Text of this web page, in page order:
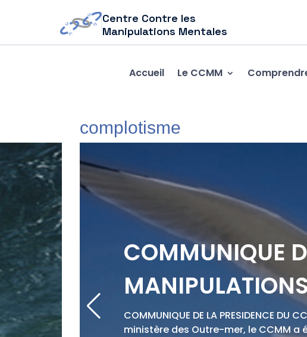
Centre Contre les
Manipulations Mentales
Accueil Le CCMM
complotisme
COMMUNIQUE
COMMUNIQUE DE LA PRESIDENCE
ministère des Outre-mer, le CCMM a